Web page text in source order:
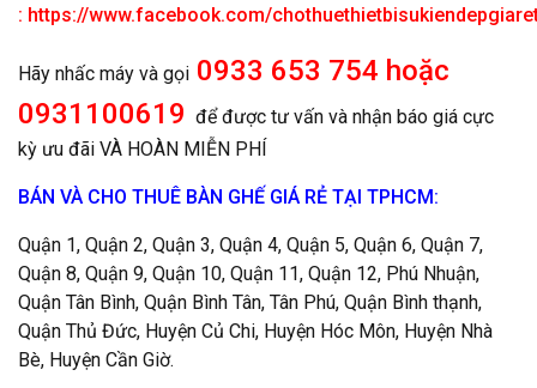
: https://www.facebook.com/
Hãy nhấc máy và gọi 0933 653 754 hoặc
0931100619 để được tư vấn và nhận báo giá cực
kỳ ưu đãi VÀ HOÀN MIỄN PHÍ
BÁN VÀ CHO THUÊ BÀN GHẾ GIÁ RẺ TẠI TPHCM:
Quận 1, Quận 2, Quận 3, Quận 4, Quận 5, Quận 6, Quận 7,
Quận 8, Quận 9, Quận 10, Quận 11, Quận 12, Phú Nhuận,
Quận Tân Bình, Quận Bình Tân, Tân Phú, Quận Bình thạnh,
Quận Thủ Đức, Huyện Củ Chi, Huyện Hóc Môn, Huyện Nhà
Bè, Huyện Cần Giờ.